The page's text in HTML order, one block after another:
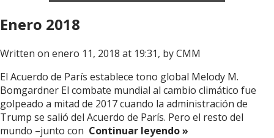
Enero 2018
Written on enero 11, 2018 at 19:31, byCMM
El Acuerdo de París establece tono global Melody M.
Bomgardner El combate mundial al cambio climático fue
golpeado a mitad de 2017 cuando la administración de
Trump se salió del Acuerdo de París. Pero el resto del
mundo –junto con Continuar leyendo »